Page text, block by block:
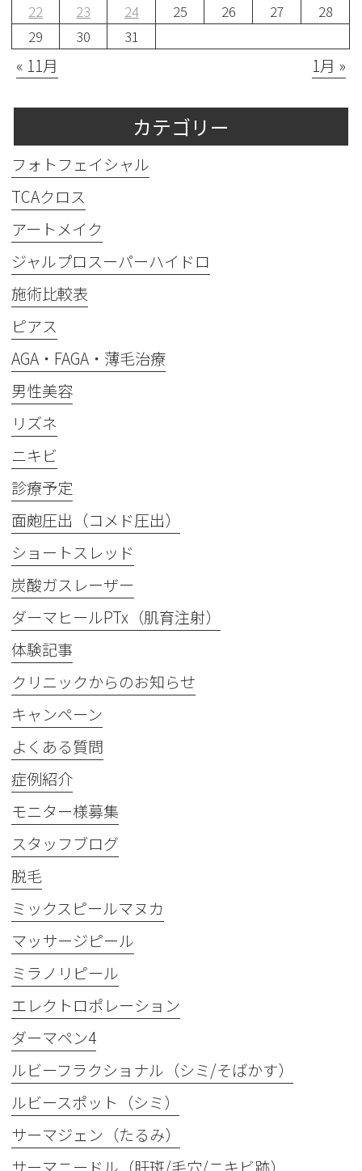
22
23 24 25 26 27
28
29
30 31
« 11月 1月 »
カテゴリー
フォトフェイシャル
TCAクロス
アートメイク
ジャルプロスーパーハイドロ
施術比較表
ピアス
AGA・FAGA・薄毛治療
男性美容
リズネ
ニキビ
診療予定
面皰圧出（コメド圧出）
ショートスレッド
炭酸ガスレーザー
ダーマヒールPTx（肌育注射）
体験記事
クリニックからのお知らせ
キャンペーン
よくある質問
症例紹介
モニター様募集
スタッフブログ
脱毛
ミックスピールマヌカ
マッサージピール
ミラノリピール
エレクトロポレーション
ダーマペン4
ルビーフラクショナル（シミ/そばかす）
ルビースポット（シミ）
サーマジェン（たるみ）